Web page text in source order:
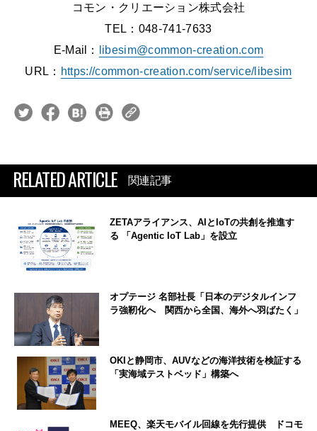
コモン・クリエーション株式会社
TEL：048-741-7633
E-Mail：
libesim@common-creation.com
URL： https://common-creation.com/service/libesim
RELATED ARTICLE 関連記事
ZETAアライアンス、AIとIoTの共創を推進す
る 「Agentic IoT Lab」を設立
オプテージ 名部社長「日本のデジタルインフ
ラ強靭化へ 関西から全国、海外へ羽ばたく」
OKIと静岡市、AUVなどの海洋技術を検証する
「実海域テストベッド」構築へ
MEEQ、楽天モバイル回線を先行提供 ドコモ